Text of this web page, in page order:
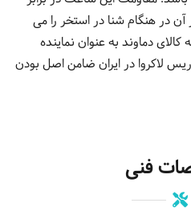
آن در هنگام شنا در استخر را می
کالای دماوند به عنوان نماینده
لاکروا در ایران ضامن اصل بودن
فنی